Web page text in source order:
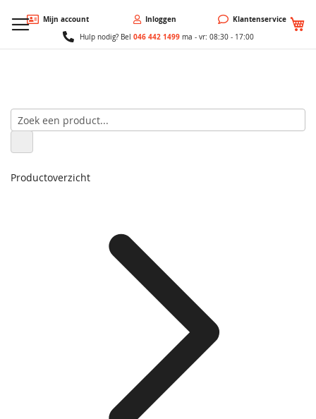
Mijn account Inloggen Klantenservice
Hulp nodig? Bel 046 442 1499ma - vr: 08:30 - 17:00
Productoverzicht